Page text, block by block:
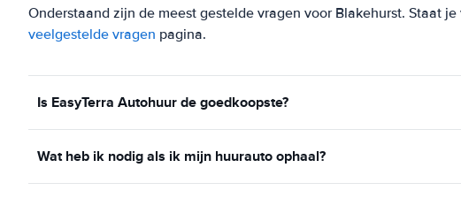
Onderstaand zijn de meest gestelde vragen voor Blakehurst. Staat
veelgestelde vragen pagina.
Is EasyTerra Autohuur de goedkoopste?
Wat heb ik nodig als ik mijn huurauto ophaal?